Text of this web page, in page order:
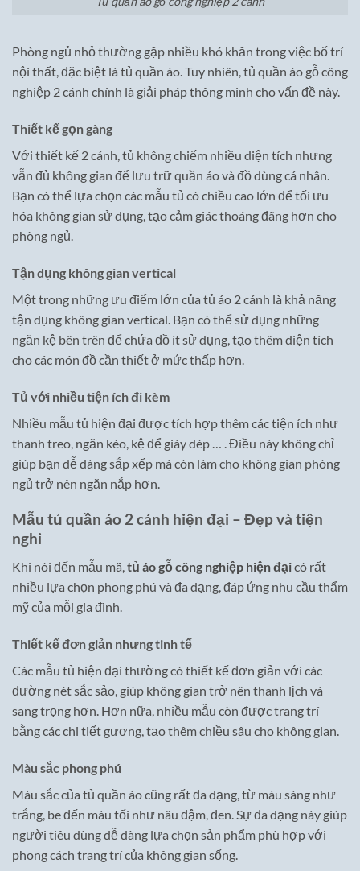
Phòng ngủ nhỏ thường gặp nhiều khó khăn trong việc bố trí
nội thất, đặc biệt là tủ quần áo. Tuy nhiên, tủ quần áo gỗ công
nghiệp 2 cánh chính là giải pháp thông minh cho vấn đề này.
Thiết kế gọn gàng
Với thiết kế 2 cánh, tủ không chiếm nhiều diện tích nhưng
vẫn đủ không gian để lưu trữ quần áo và đồ dùng cá nhân.
Bạn có thể lựa chọn các mẫu tủ có chiều cao lớn để tối ưu
hóa không gian sử dụng, tạo cảm giác thoáng đãng hơn cho
phòng ngủ.
Tận dụng không gian vertical
Một trong những ưu điểm lớn của tủ áo 2 cánh là khả năng
tận dụng không gian vertical. Bạn có thể sử dụng những
ngăn kệ bên trên để chứa đồ ít sử dụng, tạo thêm diện tích
cho các món đồ cần thiết ở mức thấp hơn.
Tủ với nhiều tiện ích đi kèm
Nhiều mẫu tủ hiện đại được tích hợp thêm các tiện ích như
thanh treo, ngăn kéo, kệ để giày dép … . Điều này không chỉ
giúp bạn dễ dàng sắp xếp mà còn làm cho không gian phòng
ngủ trở nên ngăn nắp hơn.
Mẫu tủ quần áo 2 cánh hiện đại – Đẹp và tiện
nghi
Khi nói đến mẫu mã,tủ áo gỗ công nghiệp hiện đạicó rất
nhiều lựa chọn phong phú và đa dạng, đáp ứng nhu cầu thẩm
mỹ của mỗi gia đình.
Thiết kế đơn giản nhưng tinh tế
Các mẫu tủ hiện đại thường có thiết kế đơn giản với các
đường nét sắc sảo, giúp không gian trở nên thanh lịch và
sang trọng hơn. Hơn nữa, nhiều mẫu còn được trang trí
bằng các chi tiết gương, tạo thêm chiều sâu cho không gian.
Màu sắc phong phú
Màu sắc của tủ quần áo cũng rất đa dạng, từ màu sáng như
trắng, be đến màu tối như nâu đậm, đen. Sự đa dạng này giúp
người tiêu dùng dễ dàng lựa chọn sản phẩm phù hợp với
phong cách trang trí của không gian sống.